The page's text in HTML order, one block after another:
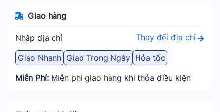
Giao hàng
Nhập địa chỉ Thay đổi địa chỉ
Giao Nhanh Giao Trong Ngày Hỏa tốc
Miễn Phí: Miễn phí giao hàng khi thỏa điều kiện